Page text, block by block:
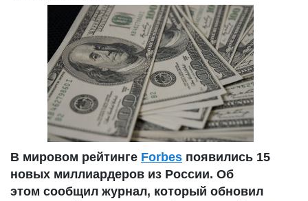
В мировом рейтинге Forbes появились 15
новых миллиардеров из России. Об
этом сообщил журнал, который обновил